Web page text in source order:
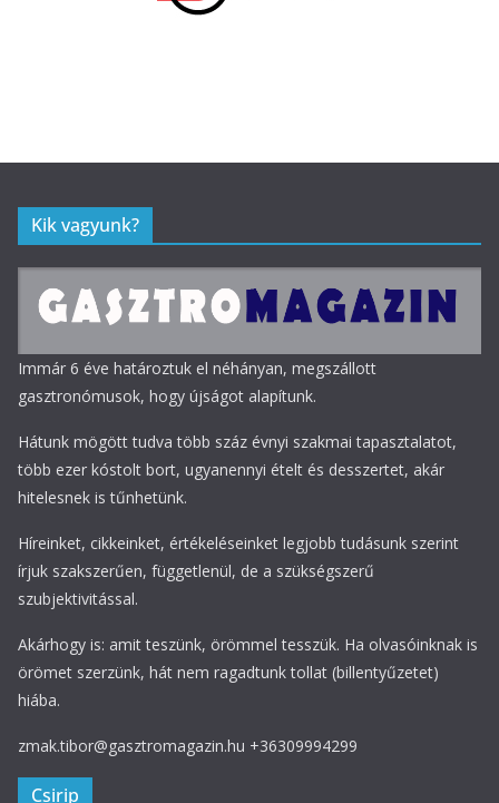
Kik vagyunk?
Immár 6 éve határoztuk el néhányan, megszállott
gasztronómusok, hogy újságot alapítunk.
Hátunk mögött tudva több száz évnyi szakmai tapasztalatot,
több ezer kóstolt bort, ugyanennyi ételt és desszertet, akár
hitelesnek is tűnhetünk.
Híreinket, cikkeinket, értékeléseinket legjobb tudásunk szerint
írjuk szakszerűen, függetlenül, de a szükségszerű
szubjektivitással.
Akárhogy is: amit teszünk, örömmel tesszük. Ha olvasóinknak is
örömet szerzünk, hát nem ragadtunk tollat (billentyűzetet)
hiába.
zmak.tibor@gasztromagazin.hu +36309994299
Csirip